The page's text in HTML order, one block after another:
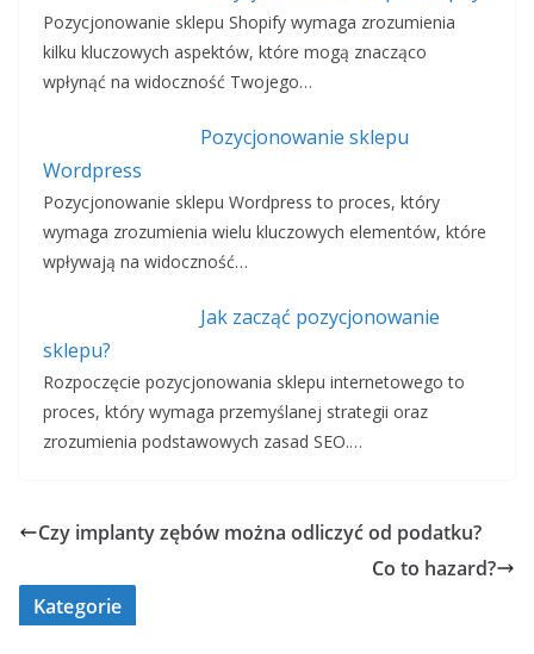
Pozycjonowanie sklepu Shopify wymaga zrozumienia
kilku kluczowych aspektów, które mogą znacząco
wpłynąć na widoczność Twojego…
Pozycjonowanie sklepu
Wordpress
Pozycjonowanie sklepu Wordpress to proces, który
wymaga zrozumienia wielu kluczowych elementów, które
wpływają na widoczność…
Jak zacząć pozycjonowanie
sklepu?
Rozpoczęcie pozycjonowania sklepu internetowego to
proces, który wymaga przemyślanej strategii oraz
zrozumienia podstawowych zasad SEO.…
Czy implanty zębów można odliczyć od podatku?
Co to hazard?
Kategorie